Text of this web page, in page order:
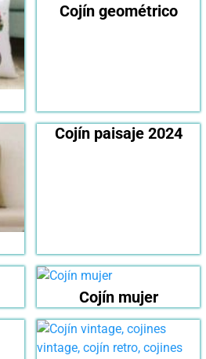
Cojín geométrico
Cojín paisaje 2024
Cojín mujer